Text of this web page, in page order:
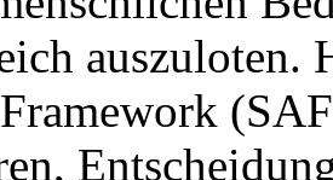
auszuloten.